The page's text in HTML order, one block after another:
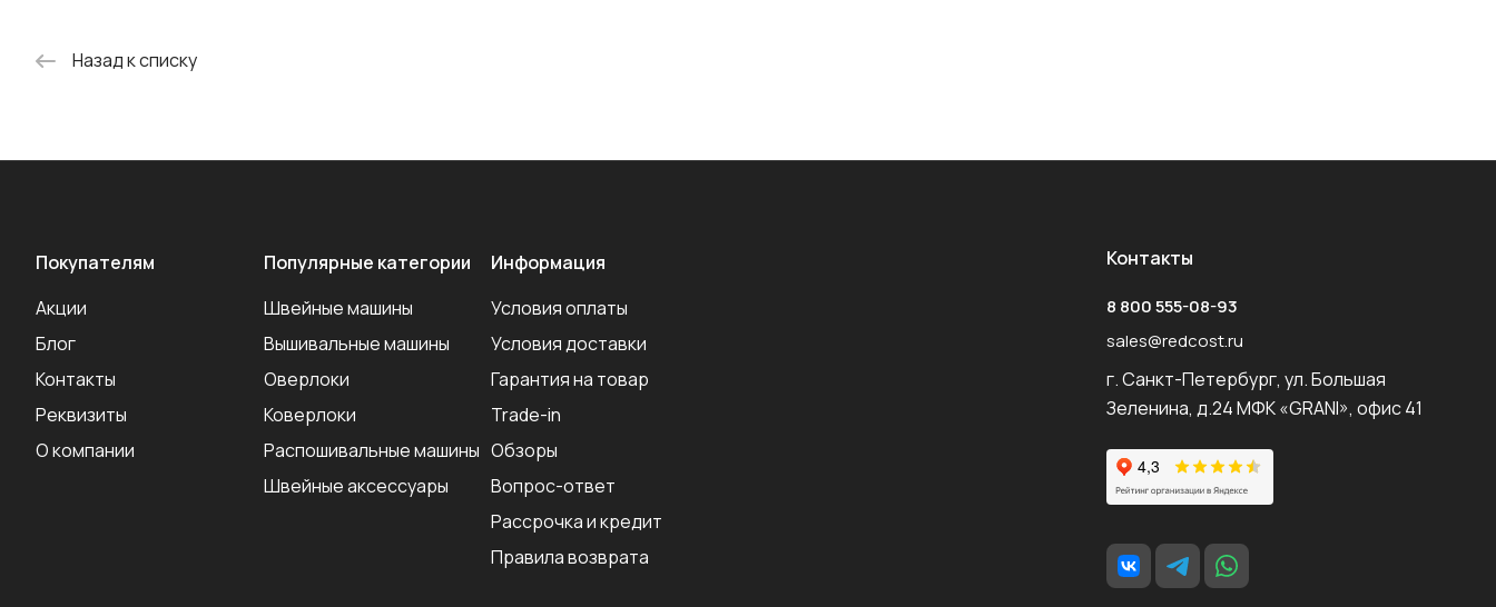
Назад к списку
Покупателям
Акции
Блог
Контакты
Реквизиты
О компании
Популярные категории
Швейные машины
Вышивальные машины
Оверлоки
Коверлоки
Распошивальные машины
Швейные аксеcсуары
Информация
Условия оплаты
Условия доставки
Гарантия на товар
Trade-in
Обзоры
Вопрос-ответ
Рассрочка и кредит
Правила возврата
Контакты
8 800 555-08-93
sales@redcost.ru
г. Санкт-Петербург, ул. Большая
Зеленина, д.24 МФК «GRANI», офис 41